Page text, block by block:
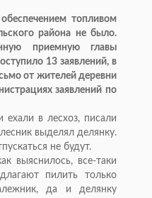
топливом
района не было.
приемную главы
13 заявлений, в
от жителей деревни
заявлений по
в лесхоз, писали
выделял делянку.
не будут.
выяснилось, все-таки
пилить только
да и делянку